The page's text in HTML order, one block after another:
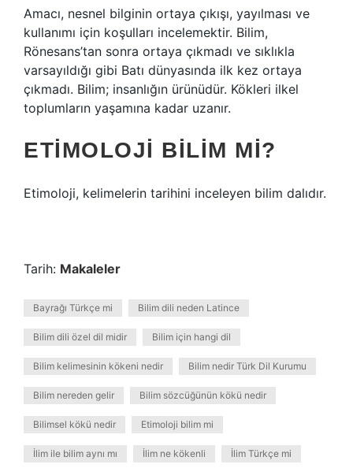
Amacı, nesnel bilginin ortaya çıkışı, yayılması ve
kullanımı için koşulları incelemektir. Bilim,
Rönesans’tan sonra ortaya çıkmadı ve sıklıkla
varsayıldığı gibi Batı dünyasında ilk kez ortaya
çıkmadı. Bilim; insanlığın ürünüdür. Kökleri ilkel
toplumların yaşamına kadar uzanır.
ETIMOLOJI BILIM MI?
Etimoloji, kelimelerin tarihini inceleyen bilim dalıdır.
Tarih: Makaleler
Bayrağı Türkçe mi Bilim dili neden Latince
Bilim dili özel dil midir Bilim için hangi dil
Bilim kelimesinin kökeni nedir Bilim nedir Türk Dil Kurumu
Bilim nereden gelir Bilim sözcüğünün kökü nedir
Bilimsel kökü nedir Etimoloji bilim mi
İlim ile bilim aynı mı İlim ne kökenli İlim Türkçe mi